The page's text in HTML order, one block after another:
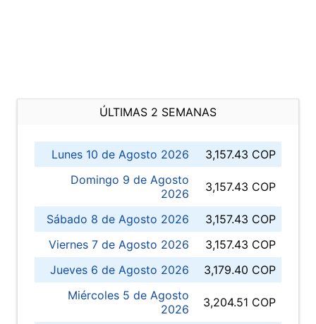
ÚLTIMAS 2 SEMANAS
Lunes 10 de Agosto 2026
3,157.43 COP
Domingo 9 de Agosto
2026
3,157.43 COP
Sábado 8 de Agosto 2026
3,157.43 COP
Viernes 7 de Agosto 2026
3,157.43 COP
Jueves 6 de Agosto 2026
3,179.40 COP
Miércoles 5 de Agosto
2026
3,204.51 COP